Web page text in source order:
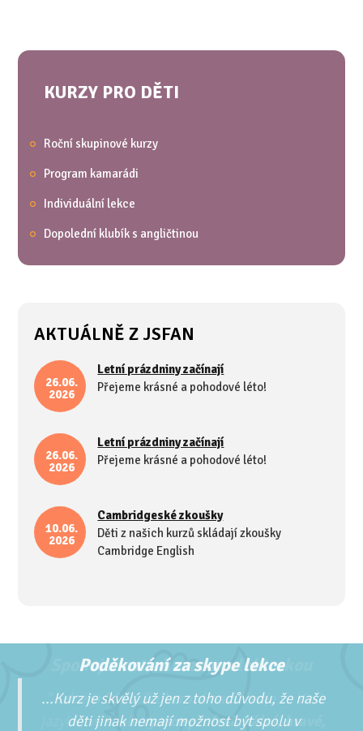
KURZY PRO DĚTI
Roční skupinové kurzy
Program kamarádi
Individuální lekce
Dopolední klubík s angličtinou
AKTUÁLNĚ Z JSFAN
26.06.
2026
Letní prázdniny začínají
Přejeme krásné a pohodové léto!
26.06.
2026
Letní prázdniny začínají
Přejeme krásné a pohodové léto!
10.06.
2026
Cambridgeské zkoušky
Děti z našich kurzů skládají zkoušky
Cambridge English
Poděkování za skype lekce
...Kurz je skvělý už jen z toho důvodu, že naše
děti jinak nemají možnost být spolu v